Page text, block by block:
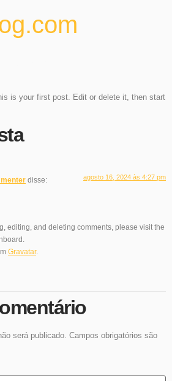
is your first post. Edit or delete it, then start
disse: agosto 16, 2024 às 4:27 pm
editing, and deleting comments, please visit the
Gravatar.
será publicado. Campos obrigatórios são